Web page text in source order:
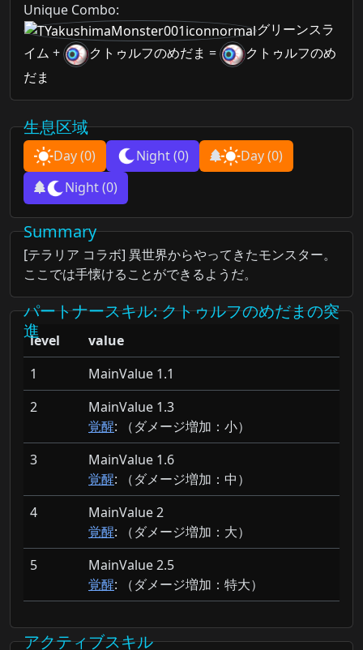
Unique Combo:
グリーンスラ
イム + クトゥルフのめだま =
クトゥルフのめ
だま
生息区域
Day(0) Night(0) Day(0)
Night(0)
Summary
[テラリア コラボ] 異世界からやってきたモンスター。
ここでは手懐けることができるようだ。
パートナースキル: クトゥルフのめだまの突
進level
value
1
MainValue 1.1
2
MainValue 1.3
覚醒: （ダメージ増加： 小）
3
MainValue 1.6
覚醒: （ダメージ増加： 中）
4
MainValue 2
覚醒: （ダメージ増加： 大）
5
MainValue 2.5
覚醒: （ダメージ増加： 特大）
アクティブスキル